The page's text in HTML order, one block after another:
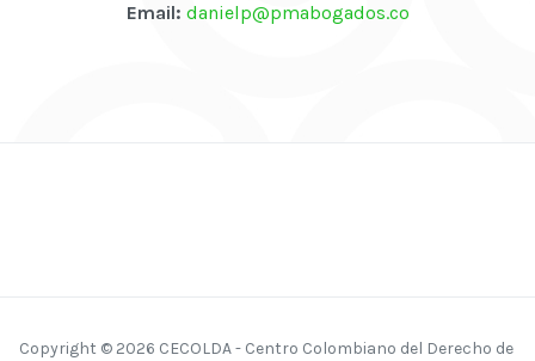
Email: danielp@pmabogados.co
Copyright © 2026 CECOLDA - Centro Colombiano del Derecho de